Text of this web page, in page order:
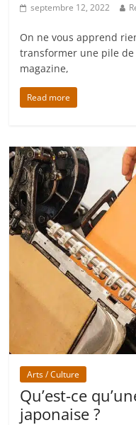
septembre 12, 2022
On ne vous apprend
transformer une pile
magazine,
Read more
Arts / Culture
Qu’est-ce
japonaise ?